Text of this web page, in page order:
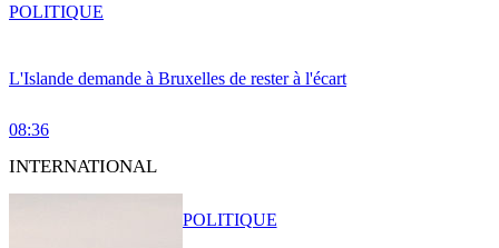
L'Islande demande à Bruxelles de rester à l'écart
08:36
POLITIQUE
INTERNATIONAL
POLITIQUE